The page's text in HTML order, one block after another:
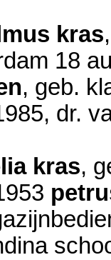
kras
18
, geb.
, dr.
kras,